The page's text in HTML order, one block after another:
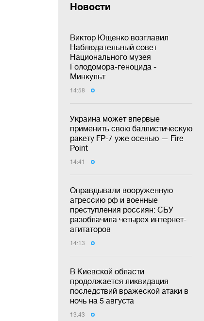
Новости
Виктор Ющенко возглавил
Наблюдательный совет
Национального музея
Голодомора-геноцида -
Минкульт
14:58
Украина может впервые
применить свою баллистическую
ракету FP-7 уже осенью — Fire
Point
14:41
Оправдывали вооруженную
агрессию рф и военные
преступления россиян: СБУ
разоблачила четырех интернет-
агитаторов
14:13
В Киевской области
продолжается ликвидация
последствий вражеской атаки в
ночь на 5 августа
13:43